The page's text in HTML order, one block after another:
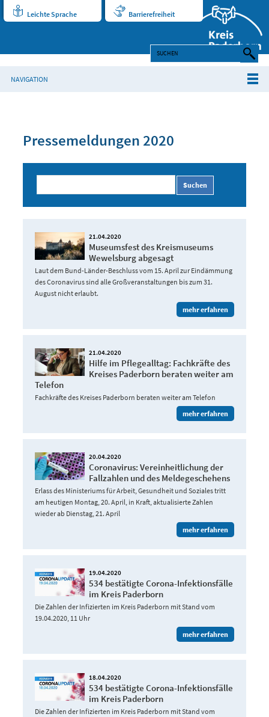
Leichte Sprache Barrierefreiheit
NAVIGATION
Pressemeldungen 2020
Suchen
21.04.2020
Museumsfest des Kreismuseums
Wewelsburg abgesagt
Laut dem Bund-Länder-Beschluss vom 15. April zur Eindämmung
des Coronavirus sind alle Großveranstaltungen bis zum 31.
August nicht erlaubt.
mehr erfahren
21.04.2020
Hilfe im Pflegealltag: Fachkräfte des
Kreises Paderborn beraten weiter am
Telefon
Fachkräfte des Kreises Paderborn beraten weiter am Telefon
mehr erfahren
20.04.2020
Coronavirus: Vereinheitlichung der
Fallzahlen und des Meldegeschehens
Erlass des Ministeriums für Arbeit, Gesundheit und Soziales tritt
am heutigen Montag, 20. April, in Kraft, aktualisierte Zahlen
wieder ab Dienstag, 21. April
mehr erfahren
19.04.2020
534 bestätigte Corona-Infektionsfälle
im Kreis Paderborn
Die Zahlen der Infizierten im Kreis Paderborn mit Stand vom
19.04.2020, 11 Uhr
mehr erfahren
18.04.2020
534 bestätigte Corona-Infektionsfälle
im Kreis Paderborn
Die Zahlen der Infizierten im Kreis Paderborn mit Stand vom